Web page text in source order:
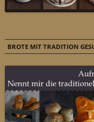
BROTE MIT TRADITION